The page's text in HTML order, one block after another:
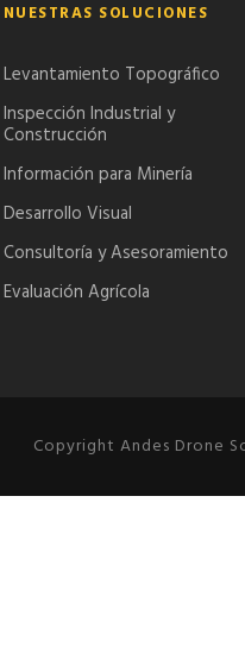
NUESTRAS SOLUCIONES
Levantamiento Topográfico
Inspección Industrial y
Construcción
Información para Minería
Desarrollo Visual
Consultoría y Asesoramiento
Evaluación Agrícola
Copyright Andes Drone